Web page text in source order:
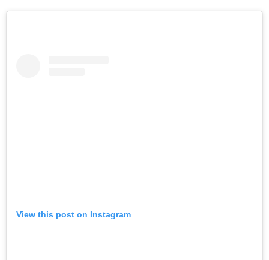
View this post on Instagram